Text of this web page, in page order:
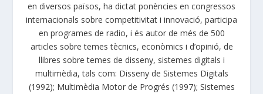
en diversos països, ha dictat ponències en congressos
internacionals sobre competitivitat i innovació, participa
en programes de radio, i és autor de més de 500
articles sobre temes tècnics, econòmics i d’opinió, de
llibres sobre temes de disseny, sistemes digitals i
multimèdia, tals com: Disseny de Sistemes Digitals
(1992); Multimèdia Motor de Progrés (1997); Sistemes